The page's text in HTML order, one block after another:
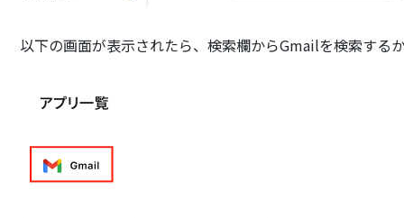
以下の画面が表示されたら、検索欄からGmailを検索する